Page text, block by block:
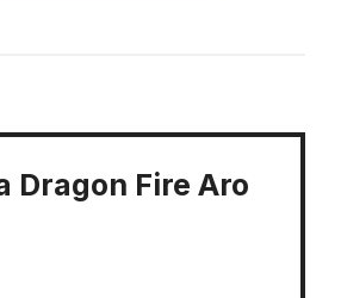
Dragon Fire Aro